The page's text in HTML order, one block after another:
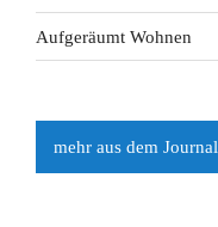
Aufgeräumt Wohnen
Journal